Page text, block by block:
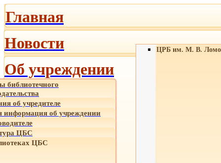
Главная
Новости
Об учреждении
библиотечного
об учредителе
об учреждении
ЦБС
ЦБС
ЦРБ им. М. В.